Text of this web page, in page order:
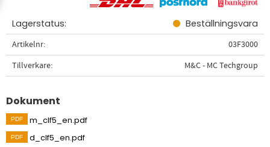
Lagerstatus Beställningsvara
Artikelnr
03F3000
Tillverkare
M&C - MC Techgroup
Dokument
m_clf5_en.pdf
d_clf5_en.pdf